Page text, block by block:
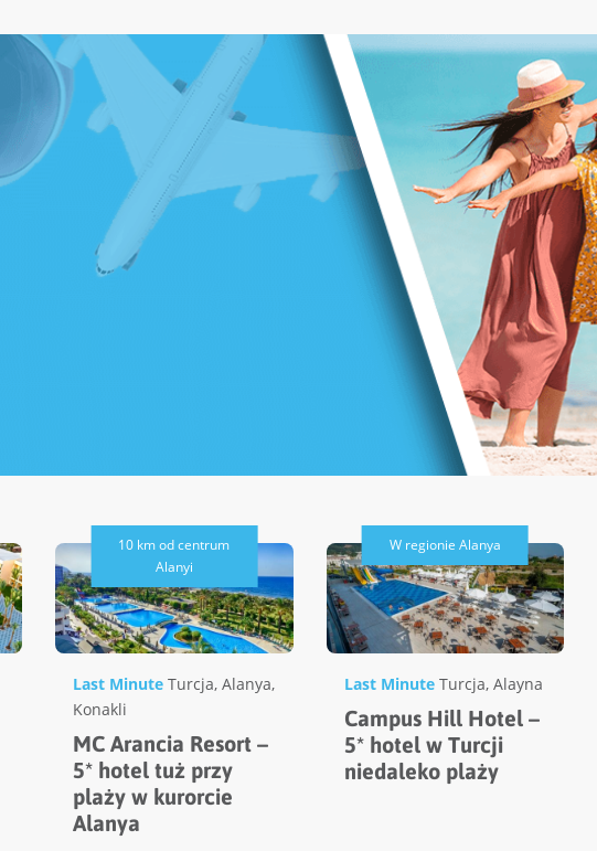
10 km od centrum
Alanyi
Last Minute Turcja,Alanya,
Konakli
MC Arancia Resort –
5* hotel tuż przy
plaży w kurorcie
Alanya
W regionie Alanya
Last Minute Turcja, Alayna
Campus Hill Hotel –
5* hotel w Turcji
niedaleko plaży